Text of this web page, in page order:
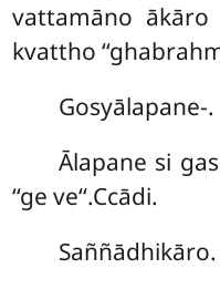
vattamāno
kvattho
Gosyālapane-.
Ālapane si
‘‘ge ve‘‘.Ccādi.
Saññādhikāro.